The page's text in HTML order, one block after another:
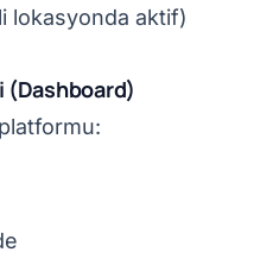
lokasyonda aktif)
(Dashboard)